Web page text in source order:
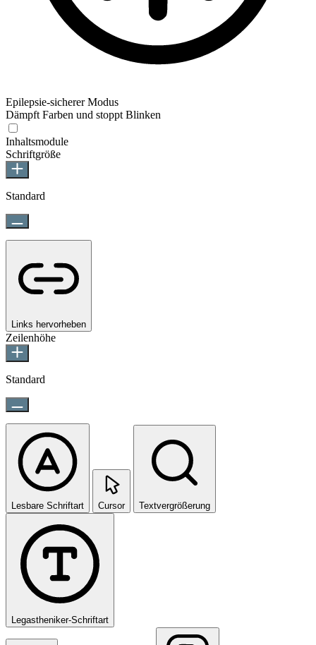
Epilepsie-sicherer Modus
Dämpft Farben und stoppt Blinken
Inhaltsmodule
Schriftgröße
Standard
Links hervorheben
Zeilenhöhe
Standard
Lesbare Schriftart Cursor Textvergrößerung
Legastheniker-Schriftart